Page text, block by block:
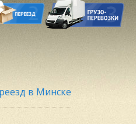
в Минске